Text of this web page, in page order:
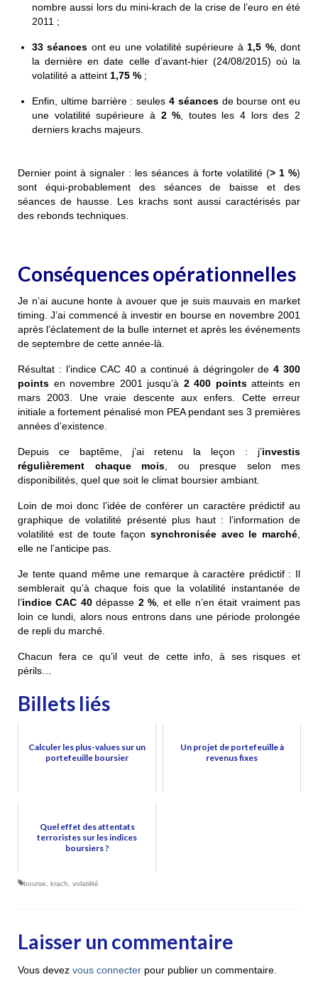
nombre aussi lors du mini-krach de la crise de l’euro en été
2011 ;
33 séances ont eu une volatilité supérieure à 1,5 %, dont
la dernière en date celle d’avant-hier (24/08/2015) où la
volatilité a atteint 1,75 % ;
Enfin, ultime barrière : seules 4 séancesde bourse ont eu
une volatilité supérieure à 2 % , toutes les 4 lors des 2
derniers krachs majeurs.
Dernier point à signaler : les séances à forte volatilité (> 1 %)
sont équi-probablement des séances de baisse et des
séances de hausse . Les krachs sont aussi caractérisés par
des rebonds techniques.
Conséquences opérationnelles
Je n’ai aucune honte à avouer que je suis mauvais en market
timing. J’ai commencé à investir en bourse en novembre 2001
après l’éclatement de la bulle internet et après les événements
de septembre de cette année-là.
Résultat : l’indice CAC 40 a continué à dégringoler de4 300
points en novembre 2001 jusqu’à 2 400 pointsatteints en
mars 2003. Une vraie descente aux enfers. Cette erreur
initiale a fortement pénalisé mon PEA pendant ses 3 premières
années d’existence.
Depuis ce baptême, j’ai retenu la leçon : j’investis
régulièrement chaque mois , ou presque selon mes
disponibilités, quel que soit le climat boursier ambiant.
Loin de moi donc l’idée de conférer un caractère prédictif au
graphique de volatilité présenté plus haut : l’information de
volatilité est de toute façon synchronisée avec le marché
elle ne l’anticipe pas.
Je tente quand même une remarque à caractère prédictif : Il
semblerait qu’à chaque fois que la volatilité instantanée de
l’indice CAC 40 dépasse 2 % , et elle n’en était vraiment pas
loin ce lundi, alors nous entrons dans une période prolongée
de repli du marché.
Chacun fera ce qu’il veut de cette info, à ses risques et
périls…
Billets liés
Calculer les plus-values sur un
portefeuille boursier
Un projet de portefeuille à
revenus fixes
Quel effet des attentats
terroristes sur les indices
boursiers ?
bourse krach volatilité
Laisser un commentaire
Vous devez vous connecter pour publier un commentaire.